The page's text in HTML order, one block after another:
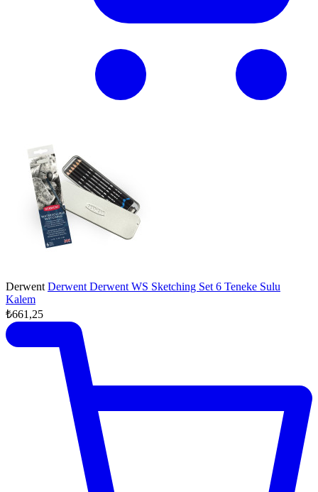
Derwent Derwent Derwent WS Sketching Set 6 Teneke Sulu
Kalem
₺661,25